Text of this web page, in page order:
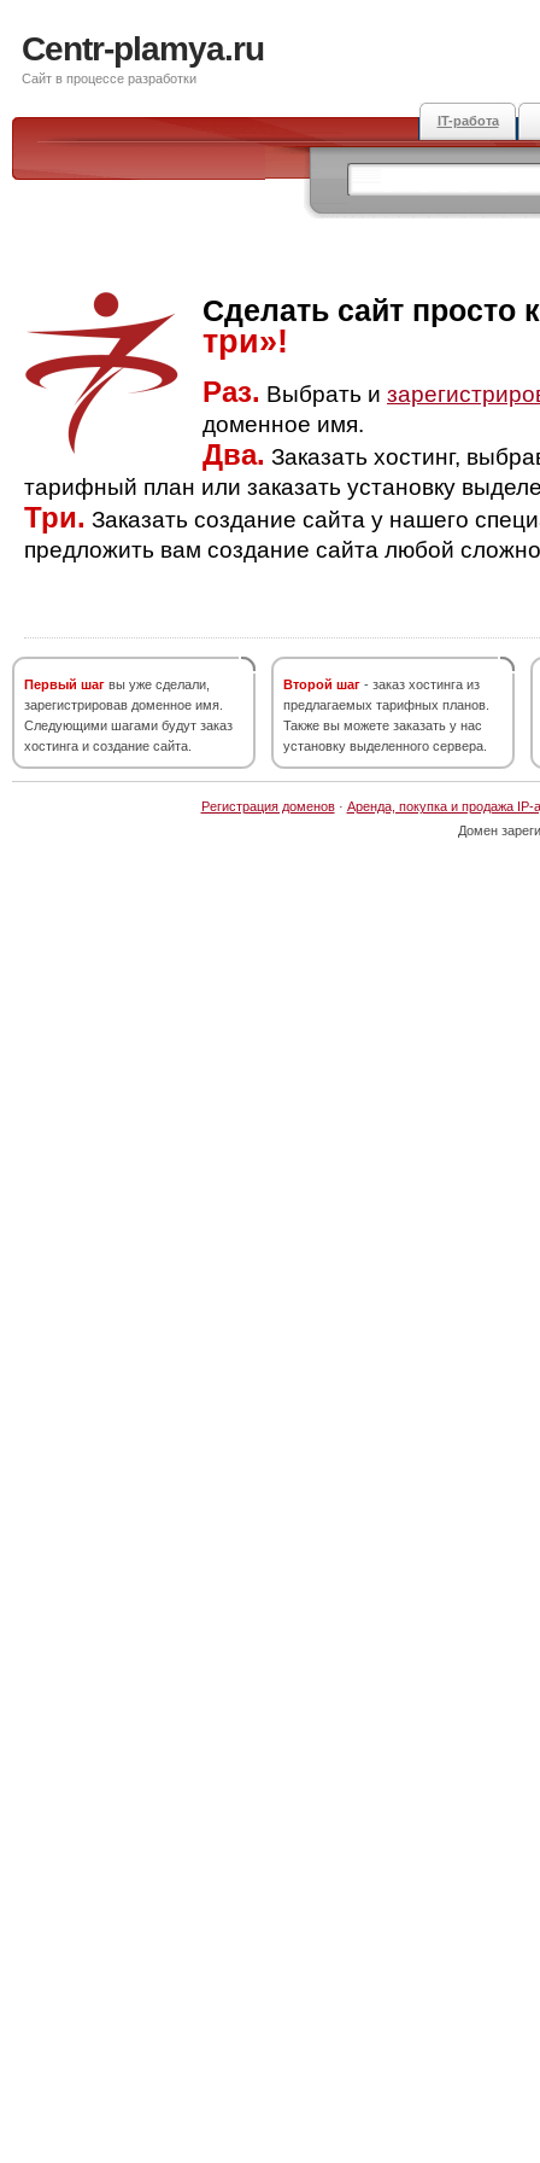
Centr-plamya.ru
Сайт в процессе разработки
IT-работа
Сделать сайт просто
три»!
Раз. Выбрать и
доменное имя.
Два. Заказать хостинг,
тарифный план или заказать установку
Три. Заказать создание сайта у нашего
предложить вам создание сайта любой
Первый шаг вы уже сделали,
зарегистрировав доменное имя.
Следующими шагами будут заказ
хостинга и создание сайта.
Второй шаг - заказ хостинга из
предлагаемых тарифных планов.
Также вы можете заказать у нас
установку выделенного сервера.
Регистрация доменов· Аренда, покупка и продажа IP-
Домен